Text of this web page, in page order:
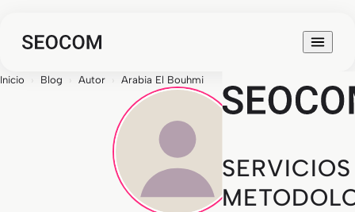
SERVICIOS
Inicio › Blog › Autor › Arabia El Bouhmi